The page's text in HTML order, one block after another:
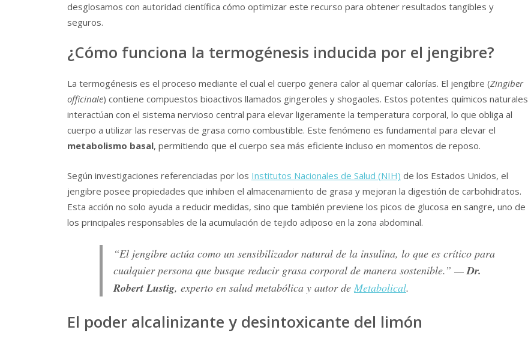
desglosamos con autoridad científica cómo optimizar este recurso para obtener resultados tangibles y
seguros.
¿Cómo funciona la termogénesis inducida por el jengibre?
La termogénesis es el proceso mediante el cual el cuerpo genera calor al quemar calorías. El jengibre (Zingiber
officinale) contiene compuestos bioactivos llamados gingeroles y shogaoles. Estos potentes químicos naturales
interactúan con el sistema nervioso central para elevar ligeramente la temperatura corporal, lo que obliga al
cuerpo a utilizar las reservas de grasa como combustible. Este fenómeno es fundamental para elevar el
metabolismo basal, permitiendo que el cuerpo sea más eficiente incluso en momentos de reposo.
Según investigaciones referenciadas por los Institutos Nacionales de Salud (NIH) de los Estados Unidos, el
jengibre posee propiedades que inhiben el almacenamiento de grasa y mejoran la digestión de carbohidratos.
Esta acción no solo ayuda a reducir medidas, sino que también previene los picos de glucosa en sangre, uno de
los principales responsables de la acumulación de tejido adiposo en la zona abdominal.
“El jengibre actúa como un sensibilizador natural de la insulina, lo que es crítico para
cualquier persona que busque reducir grasa corporal de manera sostenible.” — Dr.
Robert Lustig, experto en salud metabólica y autor de Metabolical.
El poder alcalinizante y desintoxicante del limón